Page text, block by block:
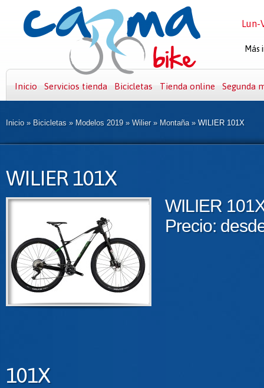
Inicio Servicios tienda Bicicletas Tienda online Segunda
Inicio » Bicicletas » Modelos 2019 » Wilier » Montaña » WILIER 101X
WILIER 101X
WILIER
Precio:
101X
Lun-
Más